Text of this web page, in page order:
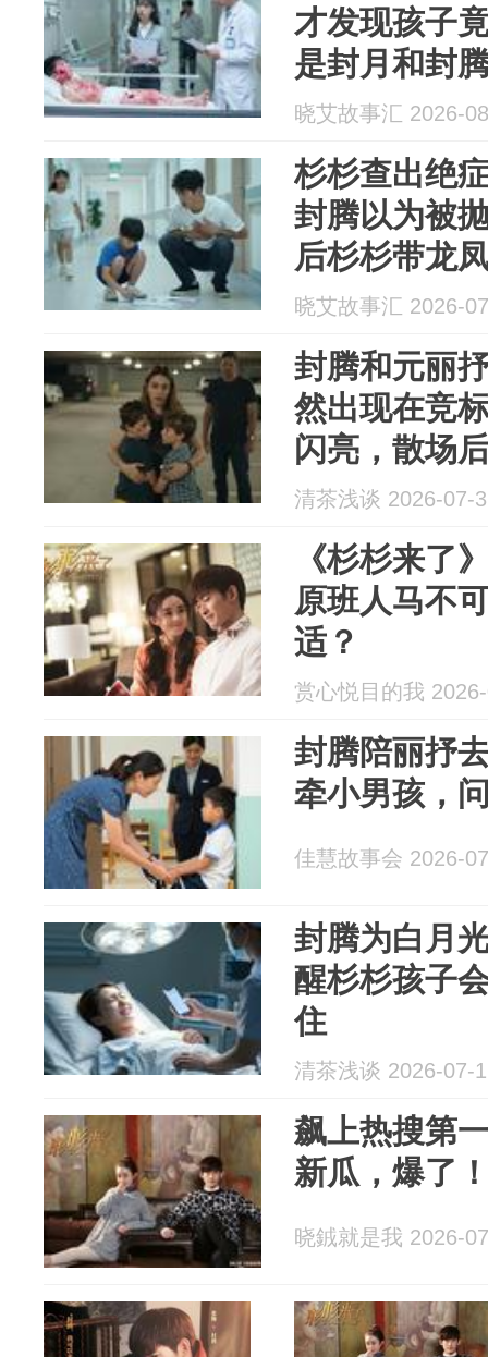
才发现孩子
是封月和封
个瞒了她好
晓艾故事汇 2026-
杉杉查出绝
封腾以为被
后杉杉带龙
孩子胸口的
晓艾故事汇 2026-
封腾和元丽
然出现在竞
闪亮，散场
却见一对龙
清茶浅谈 2026-07-
《杉杉来了
原班人马不
适？
赏心悦目的我
封腾陪丽抒
牵小男孩，
佳慧故事会 2026-
封腾为白月
醒杉杉孩子
住
清茶浅谈 2026-07-
飙上热搜第
新瓜，爆了
晓銊就是我 2026-